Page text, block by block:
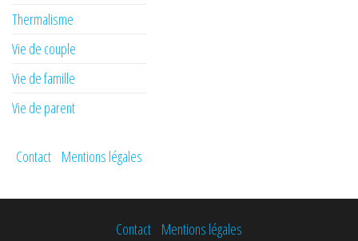
Thermalisme
Vie de couple
Vie de famille
Vie de parent
Contact Mentions légales
Contact Mentions légales